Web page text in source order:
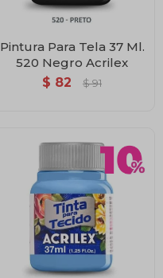
Pintura Para Tela 37 Ml.
520 Negro Acrilex
$ 82 $ 91